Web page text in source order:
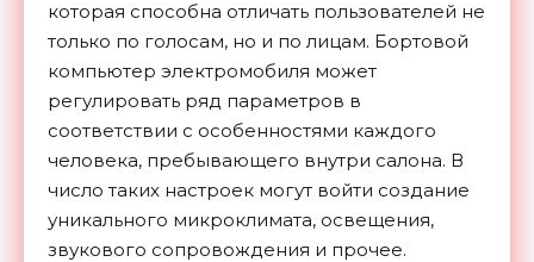
которая способна отличать пользователей не
только по голосам, но и по лицам. Бортовой
компьютер электромобиля может
регулировать ряд параметров в
соответствии с особенностями каждого
человека, пребывающего внутри салона. В
число таких настроек могут войти создание
уникального микроклимата, освещения,
звукового сопровождения и прочее.